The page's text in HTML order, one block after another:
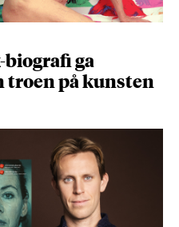
ga
troen på kunsten